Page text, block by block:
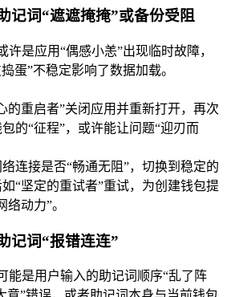
记词“遮遮掩掩”或备份受阻
许是应用“偶感小恙”出现临时故障，
蛋”不稳定影响了数据加载。
的重启者”关闭应用并重新打开，再次
的“征程”，或许能让问题“迎刃而
连接是否“畅通无阻”，切换到稳定的
“坚定的重试者”重试，为创建钱包提
络动力”。
记词“报错连连”
能是用户输入的助记词顺序“乱了阵